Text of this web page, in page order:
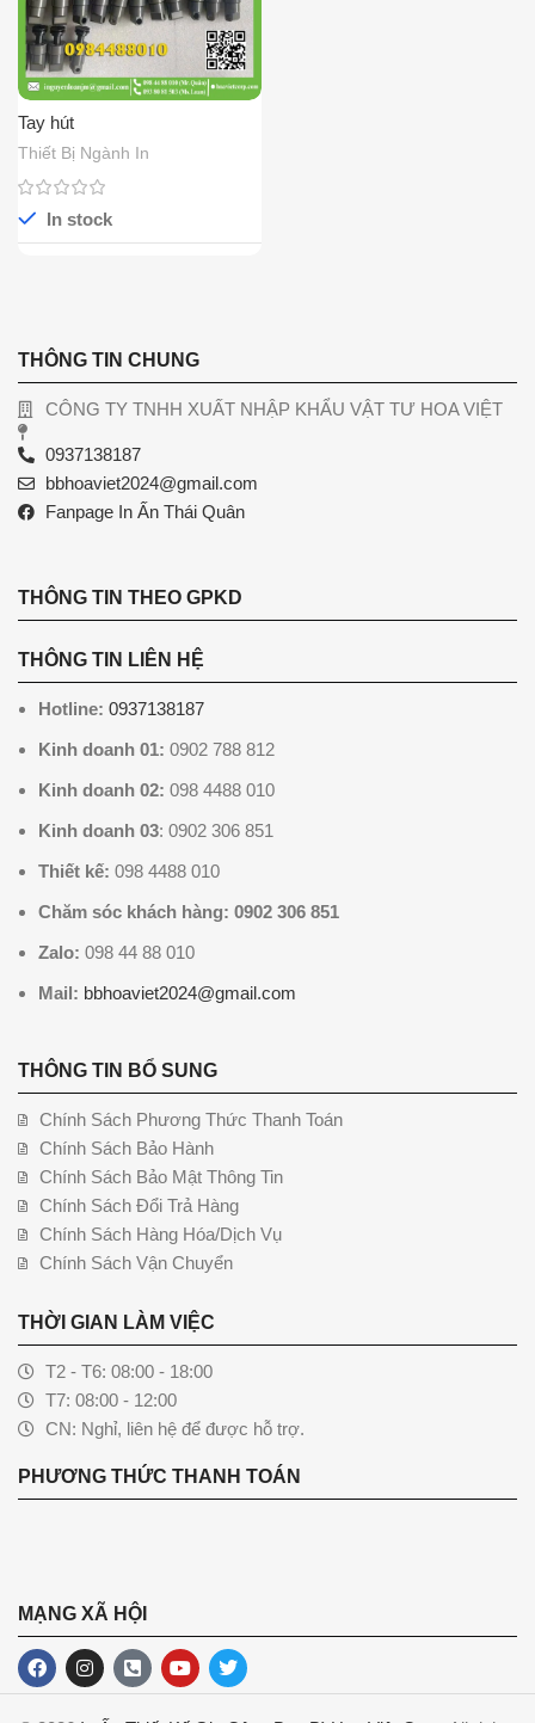
Tay hút
Thiết Bị Ngành In
In stock
THÔNG TIN CHUNG
CÔNG TY TNHH XUẤT NHẬP KHẨU VẬT TƯ HOA VIỆT
0937138187
bbhoaviet2024@gmail.com
Fanpage In Ấn Thái Quân
THÔNG TIN THEO GPKD
THÔNG TIN LIÊN HỆ
Hotline: 0937138187
Kinh doanh 01: 0902 788 812
Kinh doanh 02: 098 4488 010
Kinh doanh 03: 0902 306 851
Thiết kế: 098 4488 010
Chăm sóc khách hàng: 0902 306 851
Zalo: 098 44 88 010
Mail: bbhoaviet2024@gmail.com
THÔNG TIN BỔ SUNG
Chính Sách Phương Thức Thanh Toán
Chính Sách Bảo Hành
Chính Sách Bảo Mật Thông Tin
Chính Sách Đổi Trả Hàng
Chính Sách Hàng Hóa/Dịch Vụ
Chính Sách Vận Chuyển
THỜI GIAN LÀM VIỆC
T2 - T6: 08:00 - 18:00
T7: 08:00 - 12:00
CN: Nghỉ, liên hệ để được hỗ trợ.
PHƯƠNG THỨC THANH TOÁN
MẠNG XÃ HỘI